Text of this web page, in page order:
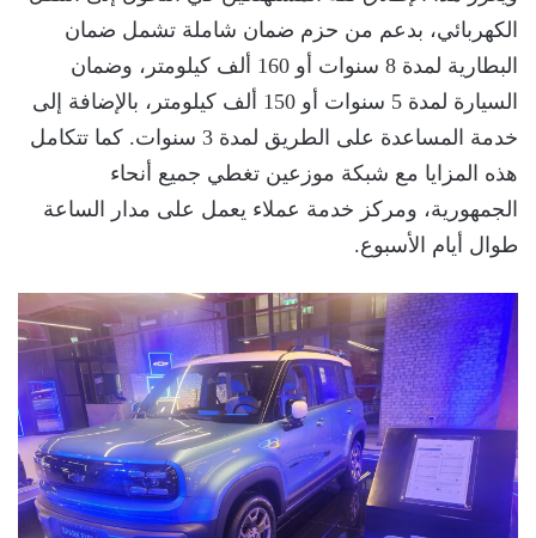
الكهربائي، بدعم من حزم ضمان شاملة تشمل ضمان
البطارية لمدة 8 سنوات أو 160 ألف كيلومتر، وضمان
السيارة لمدة 5 سنوات أو 150 ألف كيلومتر، بالإضافة إلى
خدمة المساعدة على الطريق لمدة 3 سنوات. كما تتكامل
هذه المزايا مع شبكة موزعين تغطي جميع أنحاء
الجمهورية، ومركز خدمة عملاء يعمل على مدار الساعة
طوال أيام الأسبوع.